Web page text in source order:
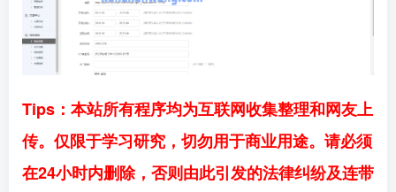
Tips：本站所有程序均为互联网收集整理和网友上
传。仅限于学习研究，切勿用于商业用途。请必须
在24小时内删除，否则由此引发的法律纠纷及连带